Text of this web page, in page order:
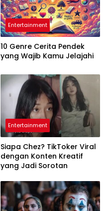
Entertainment
10 Genre Cerita Pendek
yang Wajib Kamu Jelajahi
Entertainment
Siapa Chez? TikToker Viral
dengan Konten Kreatif
yang Jadi Sorotan